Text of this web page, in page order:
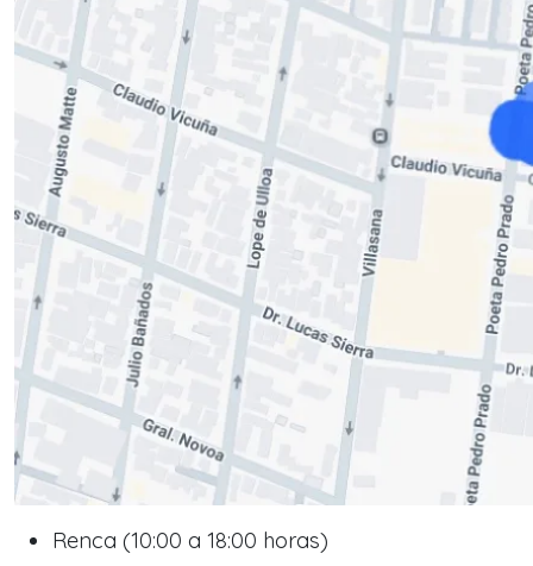
Renca (10:00 a 18:00 horas)